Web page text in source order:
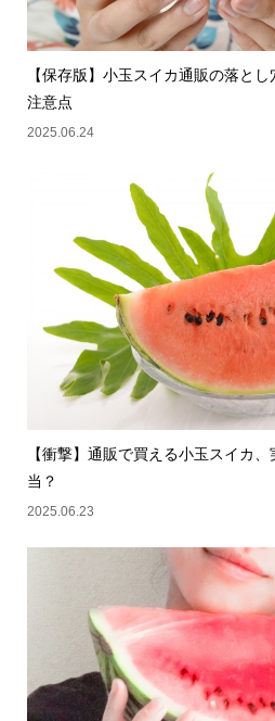
【保存版】小玉スイカ通販の落と
注意点
2025.06.24
【衝撃】通販で買える小玉スイカ
当？
2025.06.23